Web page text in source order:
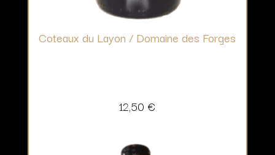
Coteaux du Layon / Domaine des Forges
12,50 €